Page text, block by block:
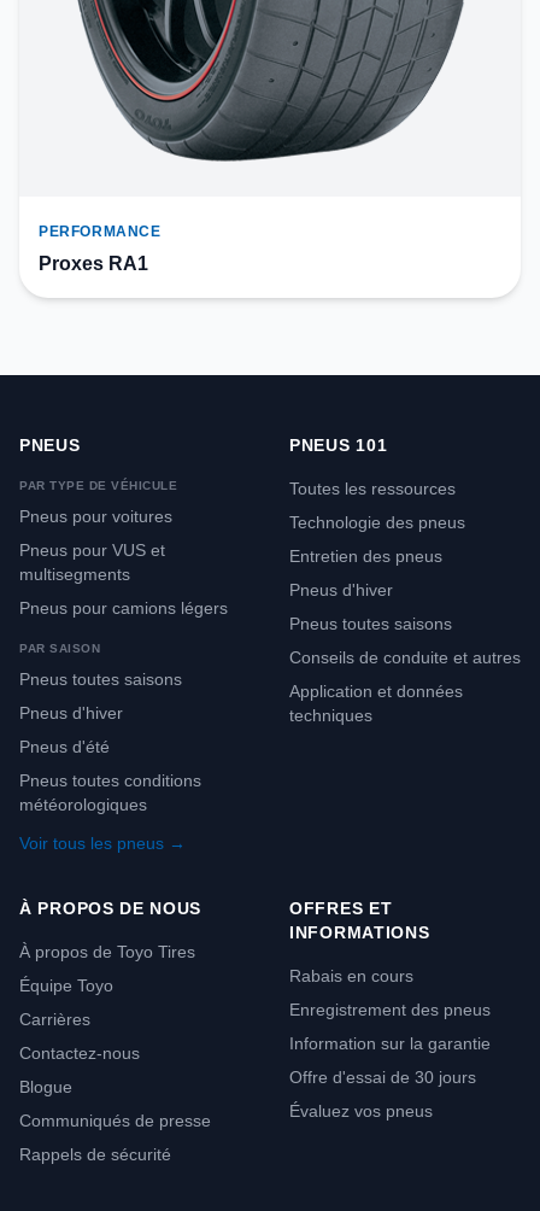
PERFORMANCE
Proxes RA1
PNEUS
PAR TYPE DE VÉHICULE
Pneus pour voitures
Pneus pour VUS et
multisegments
Pneus pour camions légers
PAR SAISON
Pneus toutes saisons
Pneus d'hiver
Pneus d'été
Pneus toutes conditions
météorologiques
Voir tous les pneus →
PNEUS 101
Toutes les ressources
Technologie des pneus
Entretien des pneus
Pneus d'hiver
Pneus toutes saisons
Conseils de conduite et autres
Application et données
techniques
À PROPOS DE NOUS
À propos de Toyo Tires
Équipe Toyo
Carrières
Contactez-nous
Blogue
Communiqués de presse
Rappels de sécurité
OFFRES ET
INFORMATIONS
Rabais en cours
Enregistrement des pneus
Information sur la garantie
Offre d'essai de 30 jours
Évaluez vos pneus